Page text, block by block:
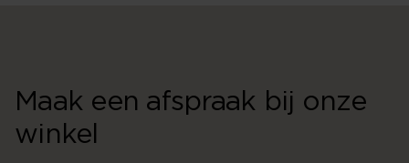
Maak een afspraak bij onze
winkel